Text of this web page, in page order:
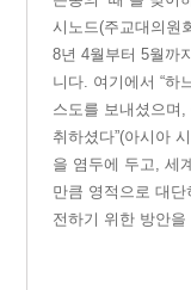
시노드(주교대의원
8년 4월부터 5월까
니다. 여기에서 “하
스도를 보내셨으며
취하셨다”(아시아
을 염두에 두고, 세
만큼 영적으로 대
전하기 위한 방안